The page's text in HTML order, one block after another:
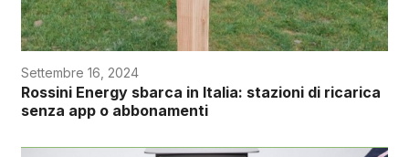
Settembre 16, 2024
Rossini Energy sbarca in Italia: stazioni di ricarica
senza app o abbonamenti